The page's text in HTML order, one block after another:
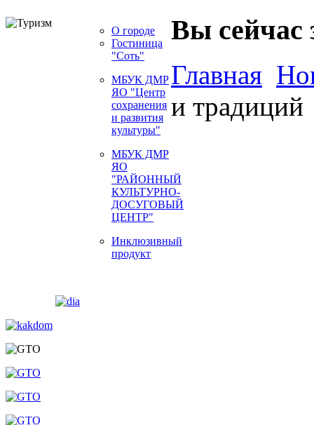
О городе
Гостиница
"Соть"
МБУК ДМР
ЯО "Центр
сохранения
и развития
культуры"
МБУК ДМР
ЯО
"РАЙОННЫЙ
КУЛЬТУРНО-
ДОСУГОВЫЙ
ЦЕНТР"
Инклюзивный
продукт
Вы сейчас
Главная
и традиций